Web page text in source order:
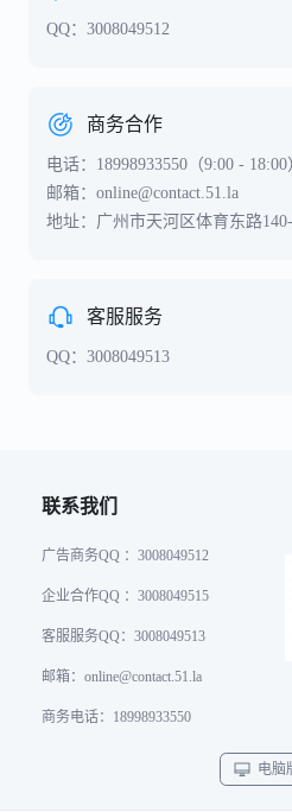
QQ：3008049512
商务合作
电话：18998933550（9:00 - 18:00
邮箱：online@contact.51.la
地址：广州市天河区体育东路
客服服务
QQ：3008049513
联系我们
广告商务QQ ：3008049512
企业合作QQ ：3008049515
客服服务QQ：3008049513
邮箱： online@contact.51.la
商务电话：18998933550
电脑